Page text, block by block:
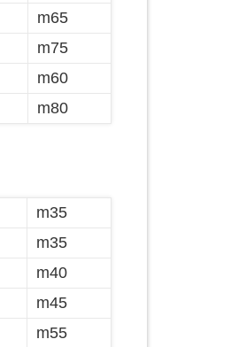
m65
m75
m60
m80
m35
m35
m40
m45
m55